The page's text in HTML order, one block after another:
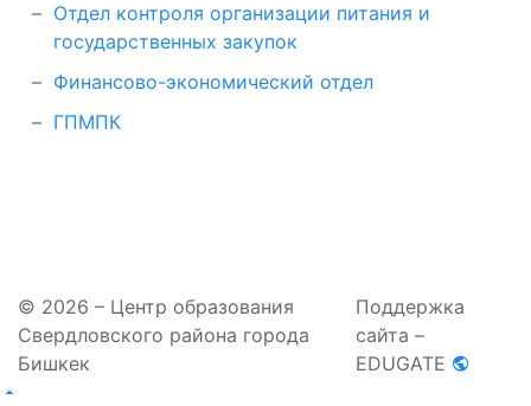
Отдел контроля организации питания и
государственных закупок
Финансово-экономический отдел
ГПМПК
© 2026 – Центр образования
Свердловского района города
Бишкек
Поддержка
сайта –
EDUGATE